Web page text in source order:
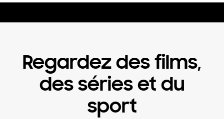
Regardez des films,
des séries et du
sport